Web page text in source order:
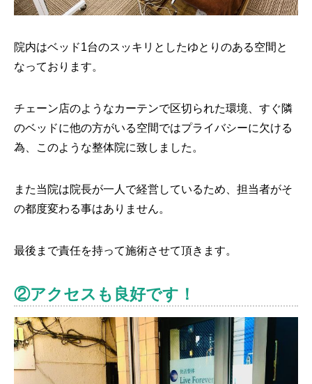
院内はベッド1台のスッキリとしたゆとりのある空間と
なっております。
チェーン店のようなカーテンで区切られた環境、すぐ隣
のベッドに他の方がいる空間ではプライバシーに欠ける
為、このような整体院に致しました。
また当院は院長が一人で経営しているため、担当者がそ
の都度変わる事はありません。
最後まで責任を持って施術させて頂きます。
②アクセスも良好です！